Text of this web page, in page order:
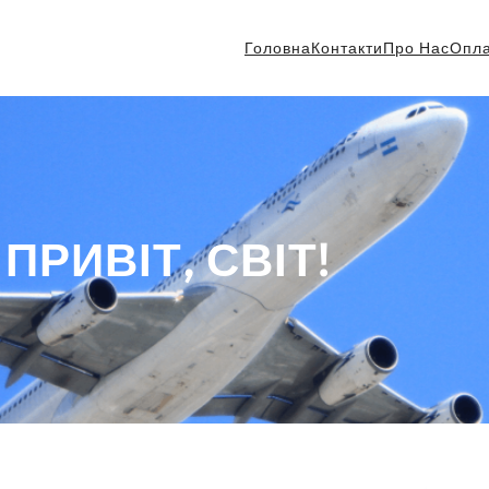
ГоловнаКонтактиПро Нас
ПРИВІТ, СВІТ!